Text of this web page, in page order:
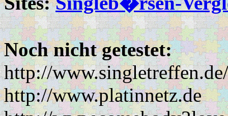
Noch nicht getestet:
http://www.singletreffen.de/
http://www.platinnetz.de